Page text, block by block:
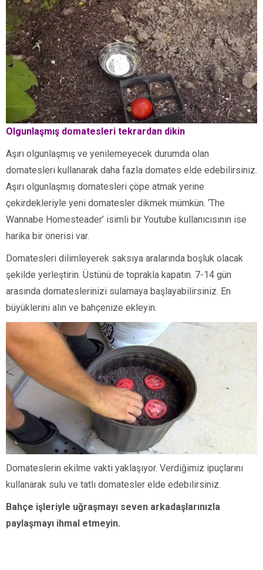
Olgunlaşmış domatesleri tekrardan dikin
Aşırı olgunlaşmış ve yenilemeyecek durumda olan
domatesleri kullanarak daha fazla domates elde edebilirsiniz.
Aşırı olgunlaşmış domatesleri çöpe atmak yerine
çekirdekleriyle yeni domatesler dikmek mümkün. ‘The
Wannabe Homesteader’ isimli bir Youtube kullanıcısının ise
harika bir önerisi var.
Domatesleri dilimleyerek saksıya aralarında boşluk olacak
şekilde yerleştirin. Üstünü de toprakla kapatın. 7-14 gün
arasında domateslerinizi sulamaya başlayabilirsiniz. En
büyüklerini alın ve bahçenize ekleyin.
Domateslerin ekilme vakti yaklaşıyor. Verdiğimiz ipuçlarını
kullanarak sulu ve tatlı domatesler elde edebilirsiniz.
Bahçe işleriyle uğraşmayı seven arkadaşlarınızla
paylaşmayı ihmal etmeyin.